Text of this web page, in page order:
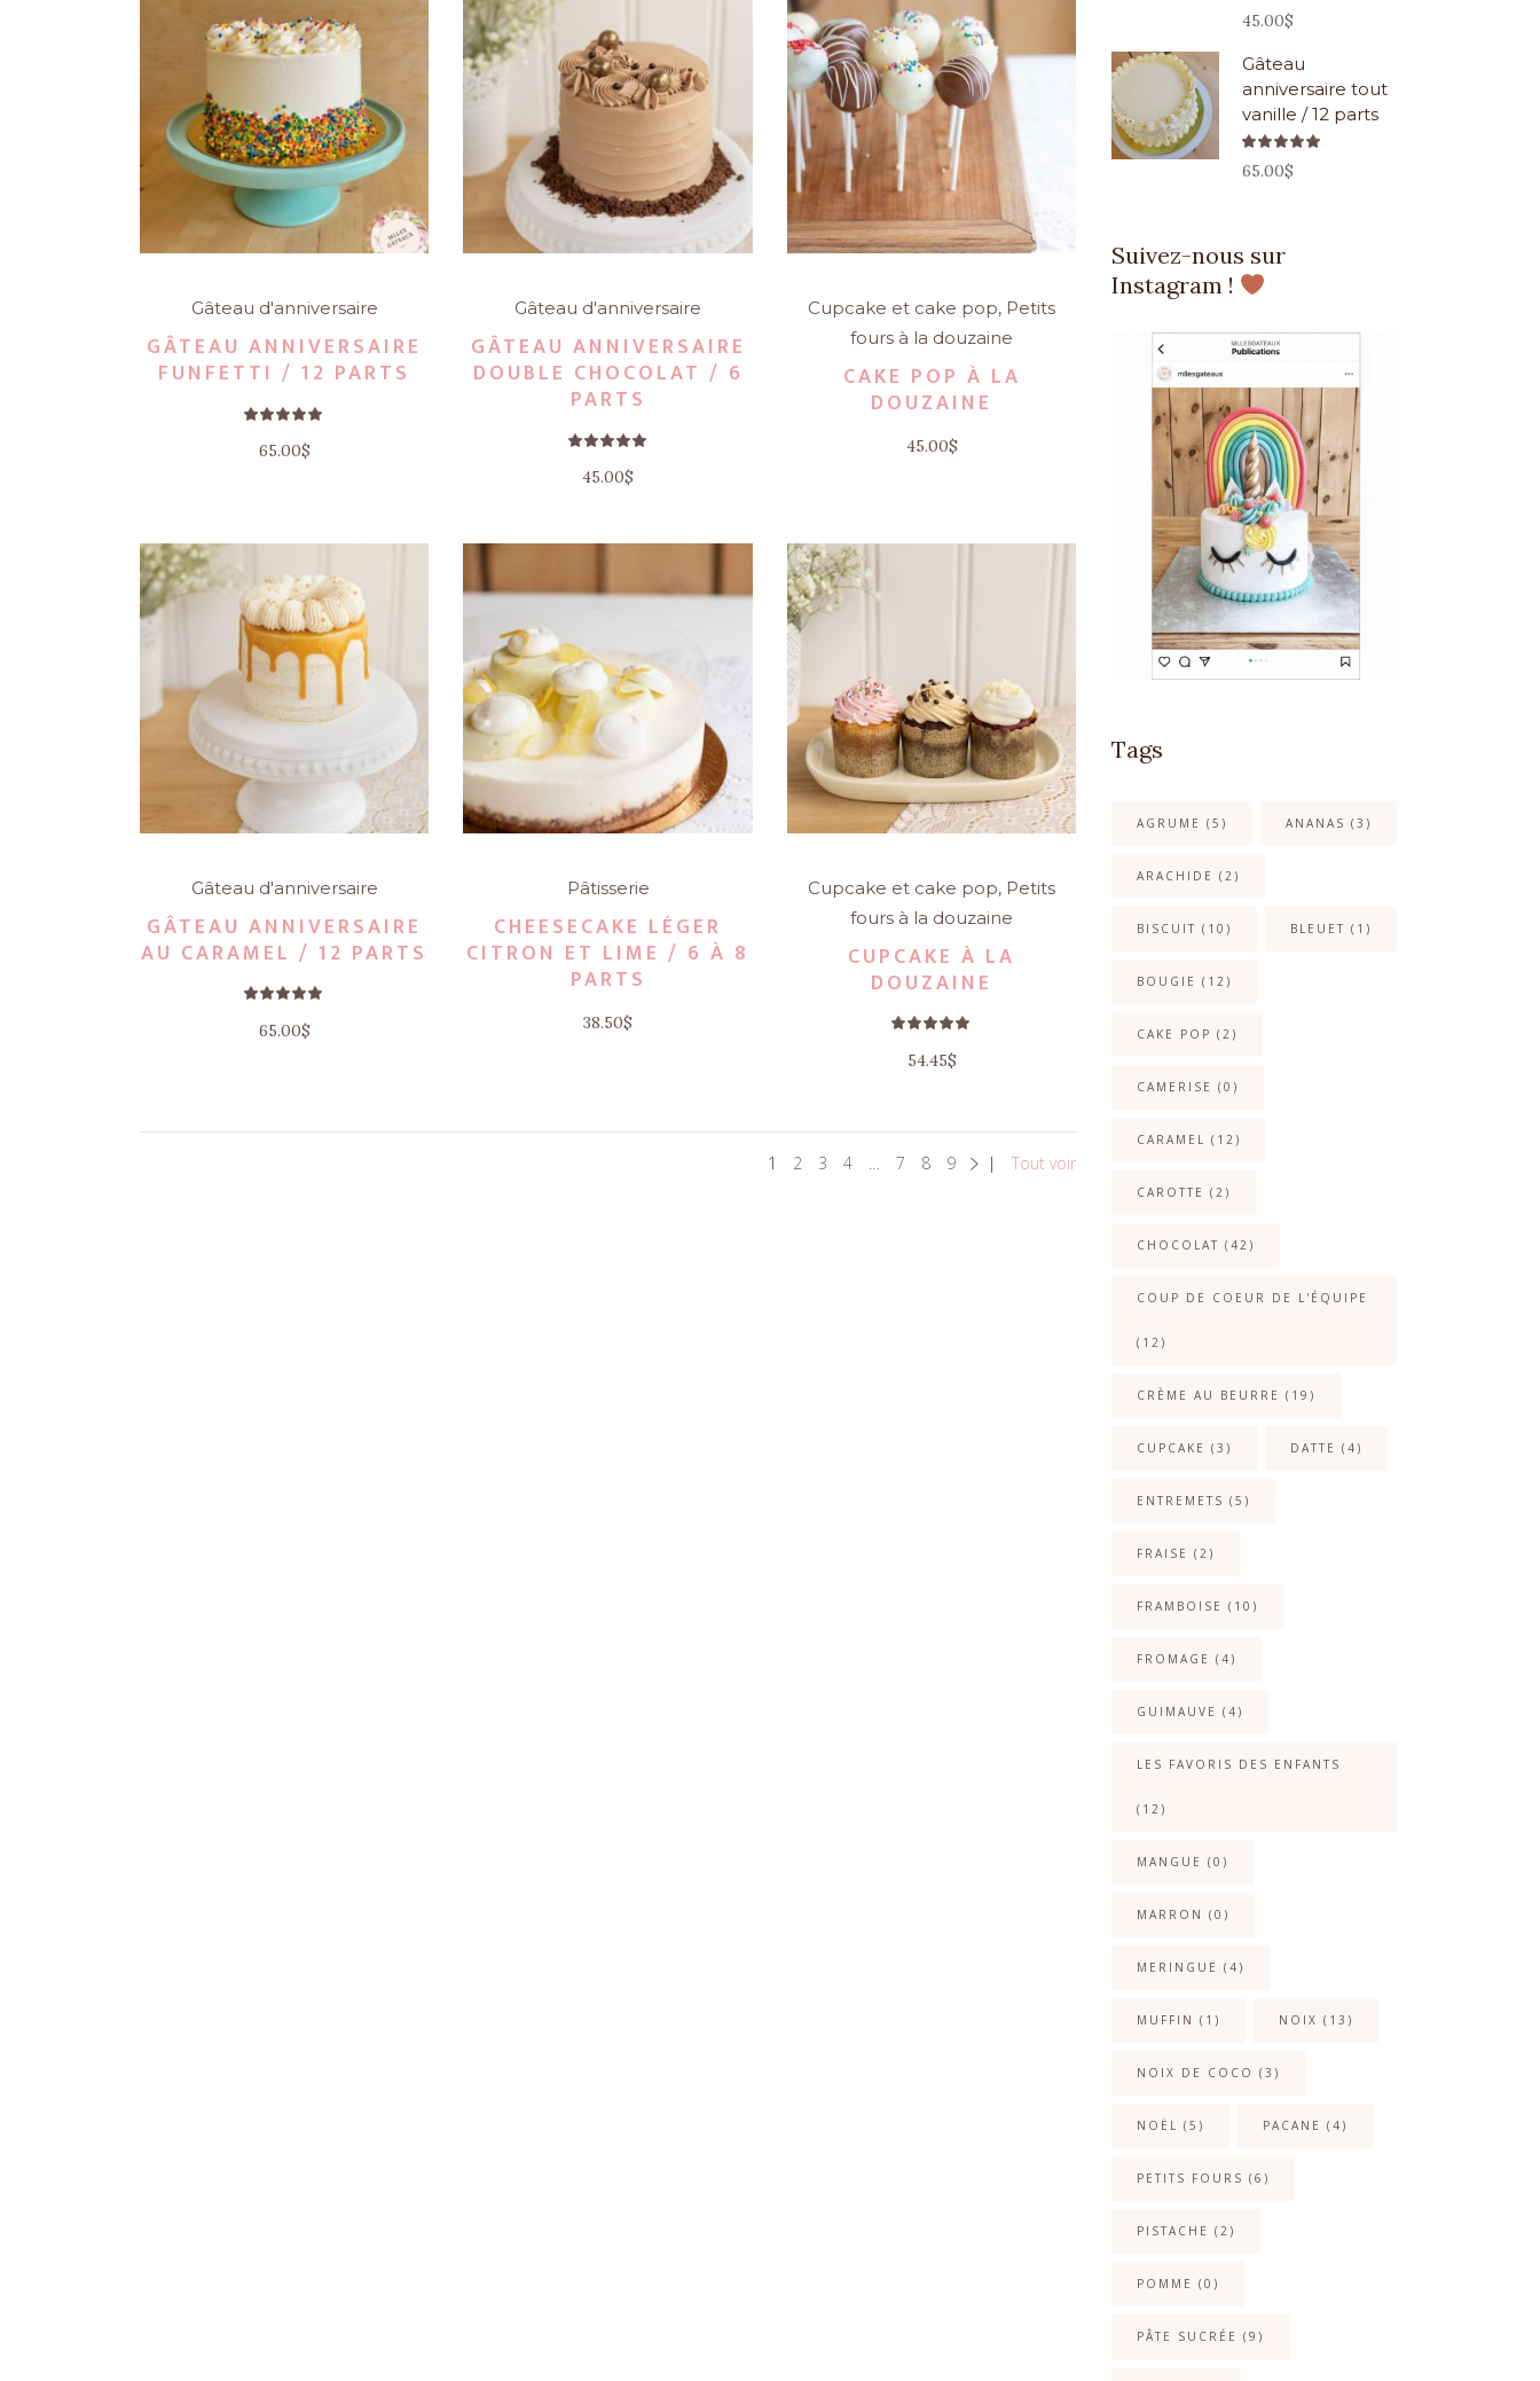
Gâteau d'anniversaire
GÂTEAU ANNIVERSAIRE
FUNFETTI / 12 PARTS
sur 5
65.00$
Gâteau d'anniversaire
GÂTEAU ANNIVERSAIRE
DOUBLE CHOCOLAT / 6
PARTS
sur 5
45.00$
Cupcake et cake pop, Petits
fours à la douzaine
CAKE POP À LA
DOUZAINE
45.00$
Gâteau d'anniversaire
GÂTEAU ANNIVERSAIRE
AU CARAMEL / 12 PARTS
sur 5
65.00$
Pâtisserie
CHEESECAKE LÉGER
CITRON ET LIME / 6 À 8
PARTS
38.50$
Cupcake et cake pop, Petits
fours à la douzaine
CUPCAKE À LA
DOUZAINE
sur 5
54.45$
1 2 3 4 … 7 8 9 Tout voir
5.00
45.00$
Gâteau
anniversaire tout
vanille / 12 parts
5.00
65.00$
Suivez-nous sur
Instagram !
Tags
AGRUME (5) ANANAS (3)
ARACHIDE (2)
BISCUIT (10) BLEUET (1)
BOUGIE (12)
CAKE POP (2)
CAMERISE (0)
CARAMEL (12)
CAROTTE (2)
CHOCOLAT (42)
COUP DE COEUR DE L'ÉQUIPE
(12)
CRÈME AU BEURRE (19)
CUPCAKE (3) DATTE (4)
ENTREMETS (5)
FRAISE (2)
FRAMBOISE (10)
FROMAGE (4)
GUIMAUVE (4)
LES FAVORIS DES ENFANTS
(12)
MANGUE (0)
MARRON (0)
MERINGUE (4)
MUFFIN (1) NOIX (13)
NOIX DE COCO (3)
NOËL (5) PACANE (4)
PETITS FOURS (6)
PISTACHE (2)
POMME (0)
PÂTE SUCRÉE (9)